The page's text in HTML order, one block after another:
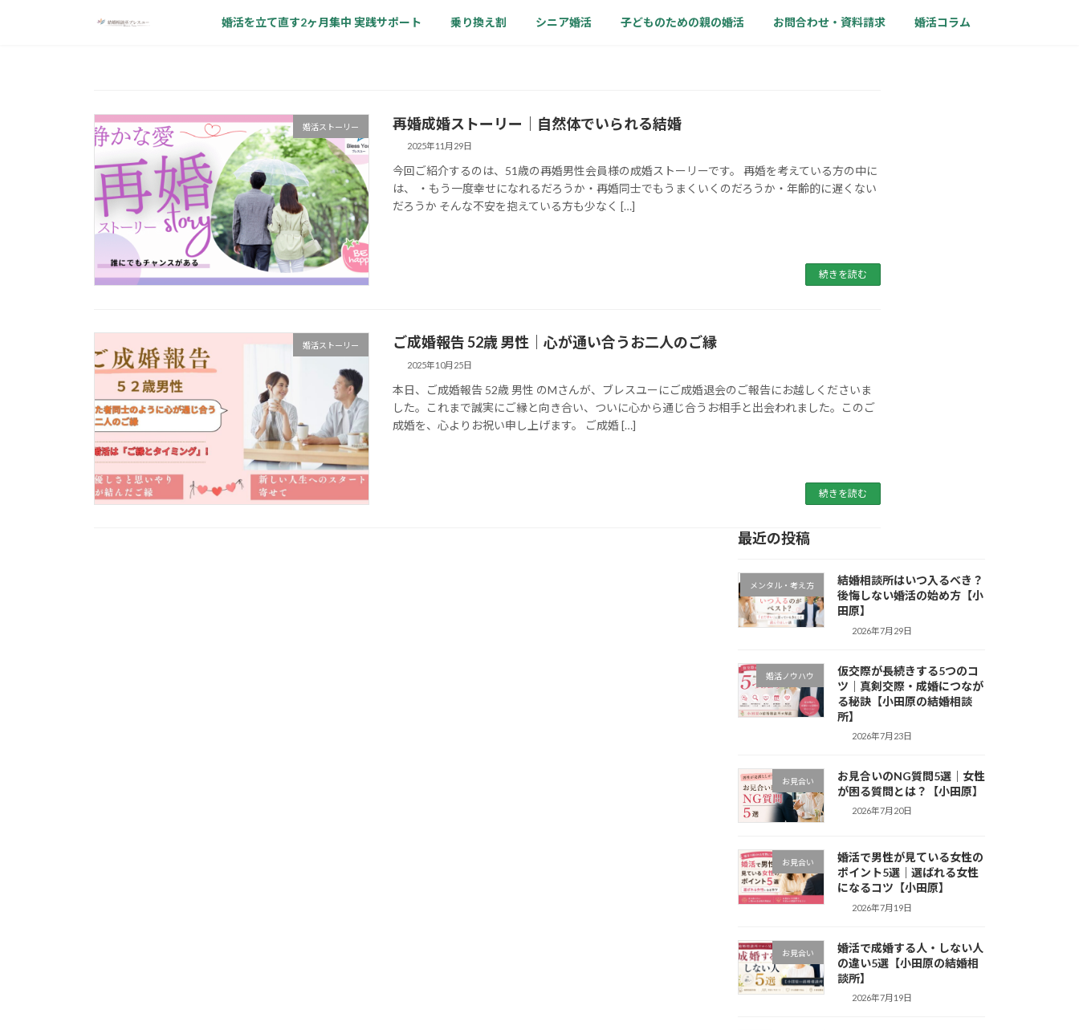
婚活を立て直す2ヶ月集中 実践サポート 乗り換え割 シニア婚活 子どものための親の婚活 お問合わせ・資料請求 婚活コラム
婚活ストーリー 再婚成婚ストーリー｜自然体でいられる結婚
2025年11月29日
今回ご紹介するのは、51歳の再婚男性会員様の成婚ストーリーです。 再婚を考えている方の中に
は、 ・もう一度幸せになれるだろうか・再婚同士でもうまくいくのだろうか・年齢的に遅くない
だろうか そんな不安を抱えている方も少なく […]
続きを読む
婚活ストーリー ご成婚報告 52歳 男性｜心が通い合うお二人のご縁
2025年10月25日
本日、ご成婚報告 52歳 男性 のMさんが、ブレスユーにご成婚退会のご報告にお越しくださいま
した。これまで誠実にご縁と向き合い、ついに心から通じ合うお相手と出会われました。このご
成婚を、心よりお祝い申し上げます。 ご成婚 […]
続きを読む
最近の投稿
メンタル・考え方
結婚相談所はいつ入るべき？
後悔しない婚活の始め方【小
田原】
2026年7月29日
婚活ノウハウ
仮交際が長続きする5つのコ
ツ｜真剣交際・成婚につなが
る秘訣【小田原の結婚相談
所】
2026年7月23日
お見合い
お見合いのNG質問5選｜女性
が困る質問とは？【小田原】
2026年7月20日
お見合い
婚活で男性が見ている女性の
ポイント5選｜選ばれる女性
になるコツ【小田原】
2026年7月19日
お見合い
婚活で成婚する人・しない人
の違い5選【小田原の結婚相
談所】
2026年7月19日